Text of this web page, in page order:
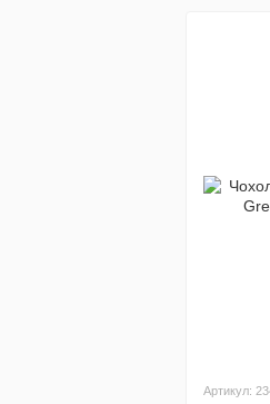
Артикул: